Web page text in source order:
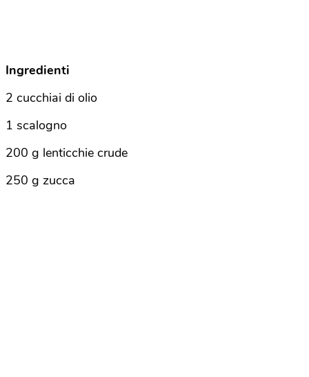
Ingredienti
2 cucchiai di olio
1 scalogno
200 g lenticchie crude
250 g zucca